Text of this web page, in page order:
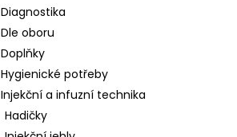
Diagnostika
Dle oboru
Doplňky
Hygienické potřeby
Injekční a infuzní technika
Hadičky